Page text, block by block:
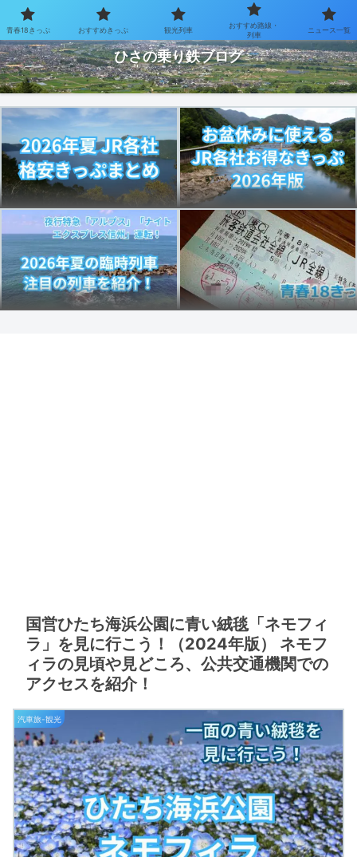
お得なきっぷで乗り鉄を楽しむブログ
ひさの乗り鉄ブログ
国営ひたち海浜公園に青い絨毯「ネモフィ
ラ」を見に行こう！（2024年版） ネモフ
ィラの見頃や見どころ、公共交通機関での
アクセスを紹介！
汽車旅-観光
青春18きっぷ おすすめきっぷ 観光列車
おすすめ路線・
列車
ニュース一覧